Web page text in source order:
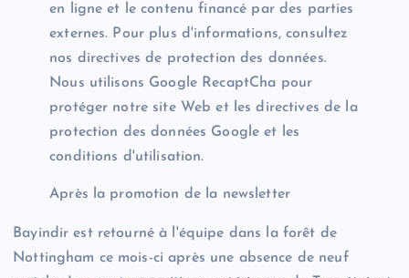
en ligne et le contenu financé par des parties
externes. Pour plus d'informations, consultez
nos directives de protection des données.
Nous utilisons Google RecaptCha pour
protéger notre site Web et les directives de la
protection des données Google et les
conditions d'utilisation.
Après la promotion de la newsletter
Bayindir est retourné à l'équipe dans la forêt de
Nottingham ce mois-ci après une absence de neuf